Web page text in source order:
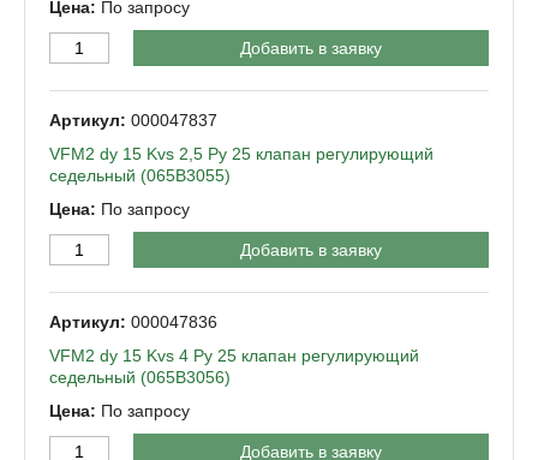
По запросу
Добавить в заявку
000047837
VFM2 dy 15 Kvs 2,5 Py 25 клапан регулирующий
седельный (065B3055)
По запросу
Добавить в заявку
000047836
VFM2 dy 15 Kvs 4 Py 25 клапан регулирующий
седельный (065B3056)
По запросу
Добавить в заявку